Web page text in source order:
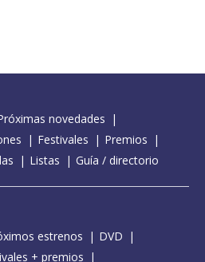
novedades
Festivales
Premios
Listas Guía / directorio
estrenos
DVD
+ premios